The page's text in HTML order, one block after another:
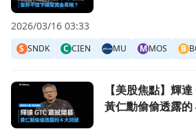
S SNDK C CIEN MU MMOS B
2026/03/16 03:33
前往【美股焦點】輝達 GTC 震撼開
【美股焦點】輝
黃仁勳偷偷透露的